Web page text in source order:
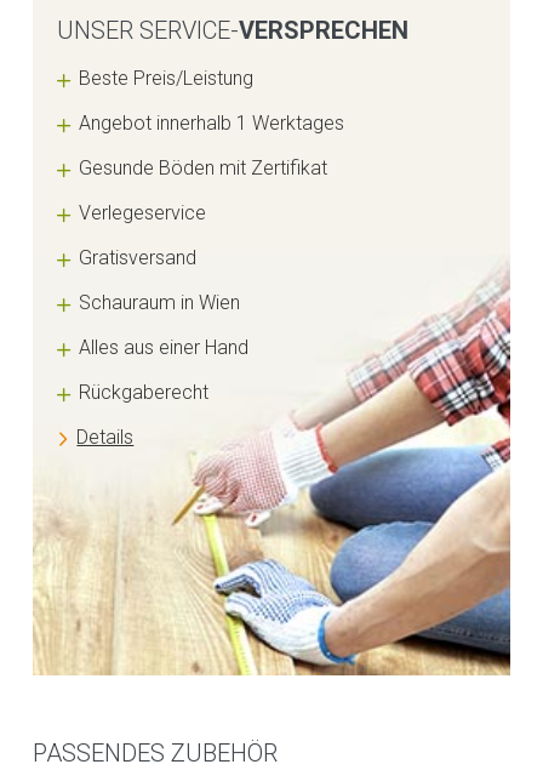
UNSER SERVICE-VERSPRECHEN
Beste Preis/Leistung
Angebot innerhalb 1 Werktages
Gesunde Böden mit Zertifikat
Verlegeservice
Gratisversand
Schauraum in Wien
Alles aus einer Hand
Rückgaberecht
Details
PASSENDES ZUBEHÖR